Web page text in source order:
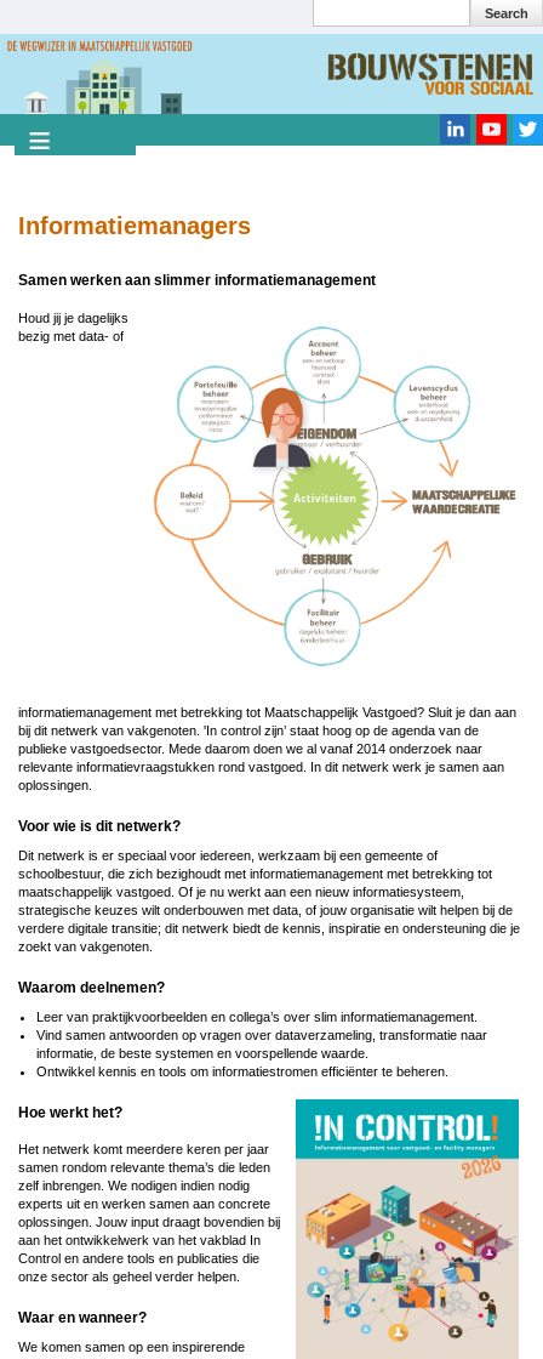
naar
gaan
Search
Informatiemanagers
Samen werken aan slimmer informatiemanagement
Houd jij je dagelijks
bezig met data- of
informatiemanagement met betrekking tot Maatschappelijk Vastgoed? Sluit je dan aan
bij dit netwerk van vakgenoten. 'In control zijn’ staat hoog op de agenda van de
publieke vastgoedsector. Mede daarom doen we al vanaf 2014 onderzoek naar
relevante informatievraagstukken rond vastgoed. In dit netwerk werk je samen aan
oplossingen.
Voor wie is dit netwerk?
Dit netwerk is er speciaal voor iedereen, werkzaam bij een gemeente of
schoolbestuur, die zich bezighoudt met informatiemanagement met betrekking tot
maatschappelijk vastgoed. Of je nu werkt aan een nieuw informatiesysteem,
strategische keuzes wilt onderbouwen met data, of jouw organisatie wilt helpen bij de
verdere digitale transitie; dit netwerk biedt de kennis, inspiratie en ondersteuning die je
zoekt van vakgenoten.
Waarom deelnemen?
Leer van praktijkvoorbeelden en collega’s over slim informatiemanagement.
Vind samen antwoorden op vragen over dataverzameling, transformatie naar
informatie, de beste systemen en voorspellende waarde.
Ontwikkel kennis en tools om informatiestromen efficiënter te beheren.
Hoe werkt het?
Het netwerk komt meerdere keren per jaar
samen rondom relevante thema’s die leden
zelf inbrengen. We nodigen indien nodig
experts uit en werken samen aan concrete
oplossingen. Jouw input draagt bovendien bij
aan het ontwikkelwerk van het vakblad In
Control en andere tools en publicaties die
onze sector als geheel verder helpen.
Waar en wanneer?
We komen samen op een inspirerende